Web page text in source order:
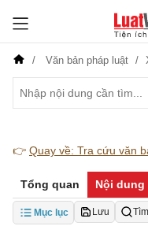
Văn bản pháp luật
👉 Quay về: Tra cứu văn
Tổng quan Nội dung
Mục lục Lưu